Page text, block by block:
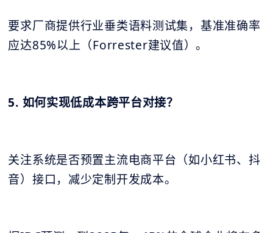
要求厂商提供行业垂类语料测试集，基准准确率
应达85%以上（Forrester建议值）。
5. 如何实现低成本跨平台对接？
关注系统是否预置主流电商平台（如小红书、抖
音）接口，减少定制开发成本。